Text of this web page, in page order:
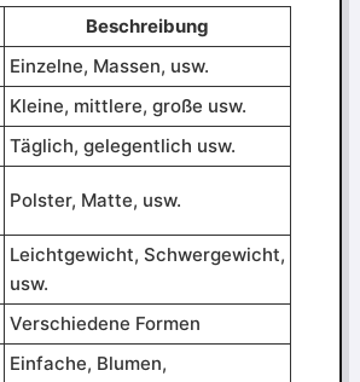
Beschreibung
Einzelne, Massen, usw.
Kleine, mittlere, große usw.
Täglich, gelegentlich usw.
Polster, Matte, usw.
Leichtgewicht, Schwergewicht,
usw.
Verschiedene Formen
Einfache, Blumen,